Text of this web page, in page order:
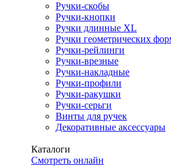
Ручки-скобы
Ручки-кнопки
Ручки длинные XL
Ручки геометрических
Ручки-рейлинги
Ручки-врезные
Ручки-накладные
Ручки-профили
Ручки-ракушки
Ручки-серьги
Винты для ручек
Декоративные аксессуары
Каталоги
Смотреть онлайн